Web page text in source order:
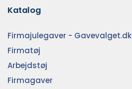
Katalog
Firmajulegaver - Gavevalget.dk
Firmatøj
Arbejdstøj
Firmagaver